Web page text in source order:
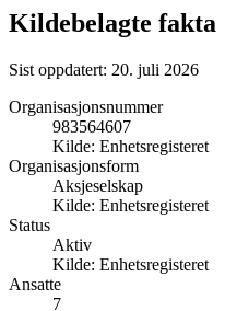
Kildebelagte fakta
Sist oppdatert: 20. juli 2026
Organisasjonsnummer
983564607
Kilde: Enhetsregisteret
Organisasjonsform
Aksjeselskap
Kilde: Enhetsregisteret
Status
Aktiv
Kilde: Enhetsregisteret
Ansatte
7